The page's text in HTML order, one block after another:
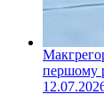
першому